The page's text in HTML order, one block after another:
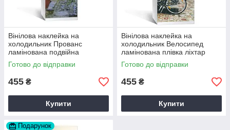
Вінілова наклейка на
холодильник Прованс
ламінована подвійна
самоклеюча плівка 60х180
см Happy Pocket Z180069
Готово до відправки
455 ₴
Купити
Вінілова наклейка на
холодильник Велосипед
ламінована плівка ліхтар
Париж 60х180 см Happy
Pocket Z180195
Готово до відправки
455 ₴
Купити
Подарунок